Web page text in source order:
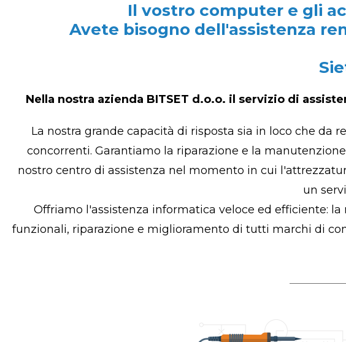
Il vostro computer e gli
Avete bisogno dell'assistenza
Nella nostra azienda BITSET d.o.o. il servizio di
La nostra grande capacità di risposta sia in loco che da
concorrenti. Garantiamo la riparazione e la
nostro centro di assistenza nel momento in cui
un
Offriamo l'assistenza informatica veloce ed efficiente:
funzionali, riparazione e miglioramento di tutti marchi di